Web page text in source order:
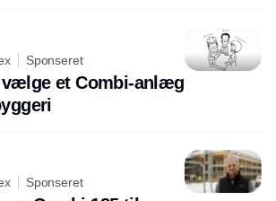
Sponseret
et Combi-anlæg
Sponseret